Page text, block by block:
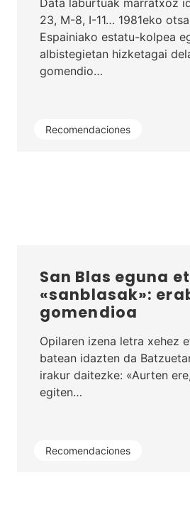
Recomendaciones
23, M-8, I-11… 1981eko
Espainiako estatu-kolpea
albistegietan hizketagai
gomendio…
Recomendaciones
San Blas eguna
«sanblasak»:
gomendioa
Opilaren izena letra xehez
batean idazten da
irakur daitezke: «Aurten
egiten…